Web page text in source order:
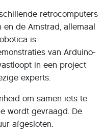
retrocomputers
de Amstrad, allemaal
is
van Arduino-
in een project
experts.
om samen iets te
wordt gevraagd. De
afgesloten.